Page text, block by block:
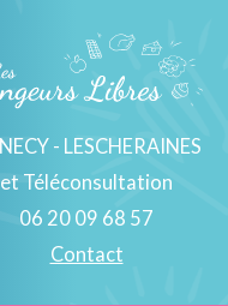
- LESCHERAINES
et Téléconsultation
06 20 09 68 57
Contact